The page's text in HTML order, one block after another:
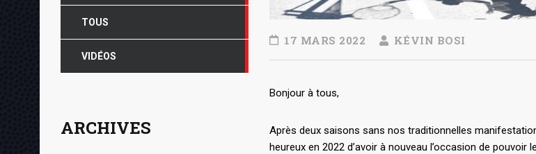
17 MARS 2022 KÉVIN BOSI
Bonjour à tous,
Après deux saisons sans nos traditionnelles
heureux en 2022 d’avoir à nouveau l’occasion de pouvoir
TOUS
VIDÉOS
ARCHIVES